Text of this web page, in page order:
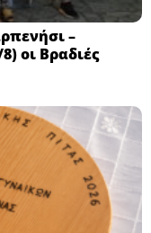
–
οι Βραδιές